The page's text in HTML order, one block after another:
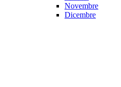
Novembre
Dicembre